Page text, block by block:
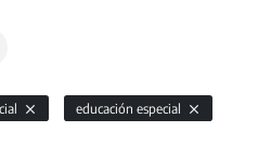
educación especial